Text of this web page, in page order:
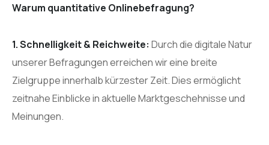
Warum quantitative Onlinebefragung?
1. Schnelligkeit & Reichweite: Durch die digitale Natur
unserer Befragungen erreichen wir eine breite
Zielgruppe innerhalb kürzester Zeit. Dies ermöglicht
zeitnahe Einblicke in aktuelle Marktgeschehnisse und
Meinungen.